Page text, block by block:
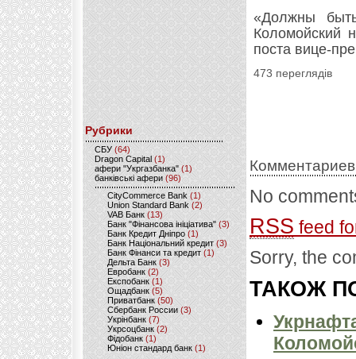
Рубрики
CБУ (64)
Dragon Capital (1)
афери "Укргазбанка" (1)
банківські афери (96)
CityCommerce Bank (1)
Union Standard Bank (2)
VAB Банк (13)
Банк "Фінансова ініціатива" (3)
Банк Кредит Дніпро (1)
Банк Національний кредит (3)
Банк Фінанси та кредит (1)
Дельта Банк (3)
Евробанк(2)
Експобанк (1)
Ощадбанк(5)
Приватбанк (50)
Сбербанк России (3)
Укрінбанк(7)
Укрсоцбанк (2)
Фідобанк (1)
Юніон стандард банк(1)
«Должны
Коломойский
поста вице-
473 переглядів
No
RSS feed
Sorry, the
ТАКОЖ